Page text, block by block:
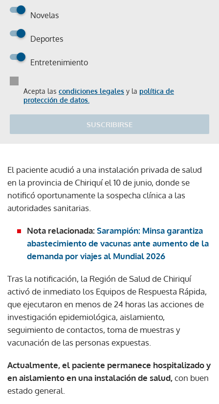
Novelas
Deportes
Entretenimiento
Acepta las condiciones legales y la política de
protección de datos.
SUSCRIBIRSE
El paciente acudió a una instalación privada de salud
en la provincia de Chiriquí el 10 de junio, donde se
notificó oportunamente la sospecha clínica a las
autoridades sanitarias.
Nota relacionada: Sarampión: Minsa garantiza
abastecimiento de vacunas ante aumento de la
demanda por viajes al Mundial 2026
Tras la notificación, la Región de Salud de Chiriquí
activó de inmediato los Equipos de Respuesta Rápida,
que ejecutaron en menos de 24 horas las acciones de
investigación epidemiológica, aislamiento,
seguimiento de contactos, toma de muestras y
vacunación de las personas expuestas.
Actualmente, el paciente permanece hospitalizado y
en aislamiento en una instalación de salud,con buen
estado general.